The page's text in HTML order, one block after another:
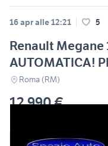
16 apr alle 12:21 5
Renault Megane
AUTOMATICA!
Roma (RM)
12.990 €